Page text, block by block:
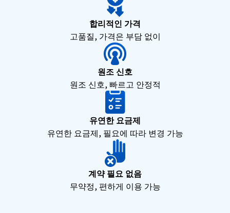
합리적인 가격
고품질, 가격은 부담 없이
원조 신호
원조 신호, 빠르고 안정적
유연한 요금제
유연한 요금제, 필요에 따라 변경 가능
계약 필요 없음
무약정, 편하게 이용 가능